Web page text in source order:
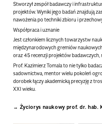
Stworzył zespół badawczy i
projektów. Wyniki jego badań znajdują
nawożenia po techniki zbioru i
Współpraca i uznanie
Jest członkiem licznych towarzystw
międzynarodowych gremiów
oraz45 recenzji projektów badawczych
Prof. Kazimierz Tomala to nie tylko
sadownictwa, mentor wielu pokoleń
dorobek łączy akademicką precyzję z
XXI wieku.
Życiorys naukowy prof. dr. hab.